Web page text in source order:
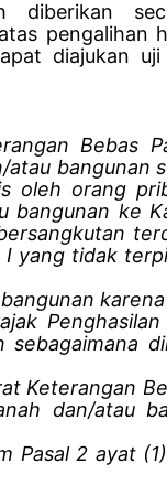
diberikan
pengalihan
diajukan
Bebas
bangunan
oleh orang
bangunan ke
yang tidak
Keterangan
dan/atau
Pasal 2 ayat